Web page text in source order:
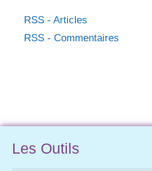
RSS - Articles
RSS - Commentaires
Les Outils